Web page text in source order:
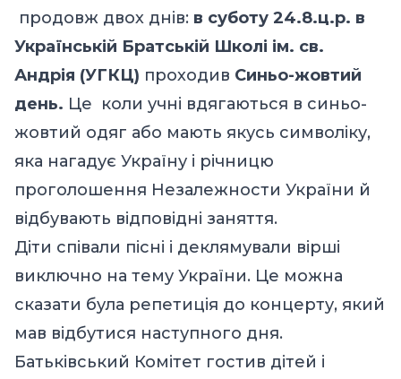
продовж двох днів: в суботу 24.8.ц.р. в
Українській Братській Школі ім. св.
Андрія (УГКЦ) проходив Синьо-жовтий
день. Це коли учні вдягаються в синьо-
жовтий одяг або мають якусь символіку,
яка нагадує Україну і річницю
проголошення Незалежности України й
відбувають відповідні заняття.
Діти співали пісні і деклямували вірші
виключно на тему України. Це можна
сказати була репетиція до концерту, який
мав відбутися наступного дня.
Батьківський Комітет гостив дітей і